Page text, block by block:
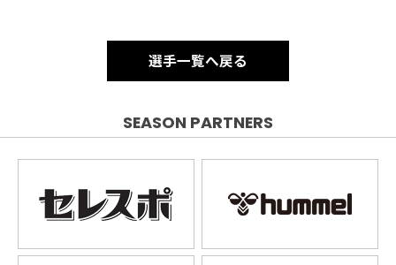
選手一覧へ戻る
SEASON PARTNERS